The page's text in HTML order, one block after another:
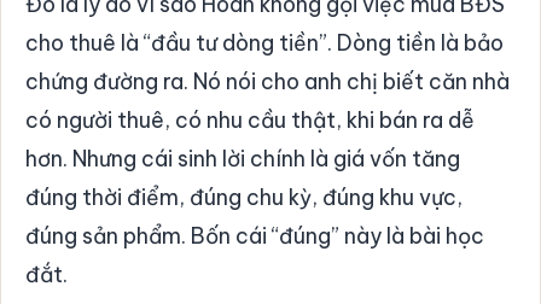
cho thuê là “đầu tư dòng tiền”. Dòng tiền là bảo
chứng đường ra. Nó nói cho anh chị biết căn nhà
có người thuê, có nhu cầu thật, khi bán ra dễ
hơn. Nhưng cái sinh lời chính là giá vốn tăng
đúng thời điểm, đúng chu kỳ, đúng khu vực,
đúng sản phẩm. Bốn cái “đúng” này là bài học
đắt.